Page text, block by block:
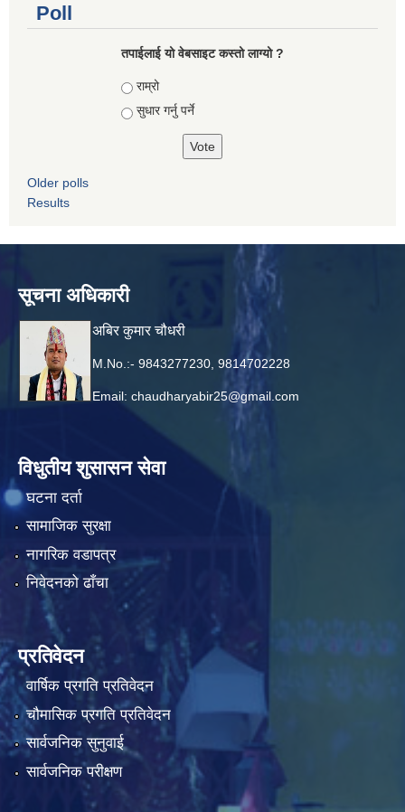
Poll
तपाई‌लाई यो वेबसाइट कस्तो लाग्यो ?
Choices
राम्रो
सुधार गर्नु पर्ने
Older polls
Results
सूचना अधिकारी
अबिर कुमार चौधरी
M.No.:- 9843277230, 9814702228
Email: chaudharyabir25@gmail.com
विधुतीय शुसासन सेवा
घटना दर्ता
सामाजिक सुरक्षा
नागरिक वडापत्र
निवेदनको ढाँचा
प्रतिवेदन
वार्षिक प्रगति प्रतिवेदन
चौमासिक प्रगति प्रतिवेदन
सार्वजनिक सुनुवाई
सार्वजनिक परीक्षण